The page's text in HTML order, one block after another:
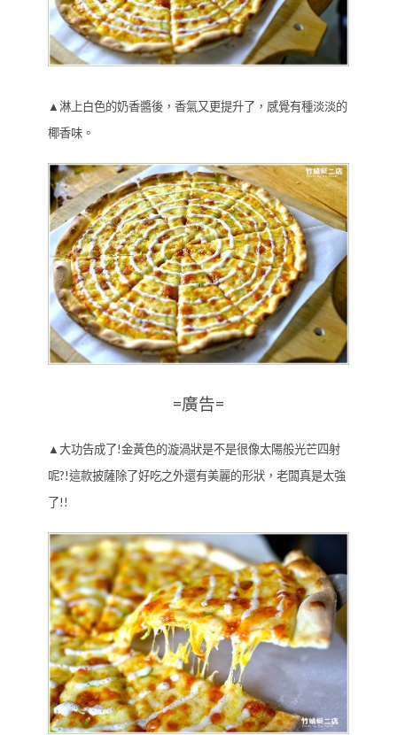
▲淋上白色的奶香醬後，香氣又更提升了，感覺有種淡淡的
椰香味。
=廣告=
▲大功告成了!金黃色的漩渦狀是不是很像太陽般光芒四射
呢?!這款披薩除了好吃之外還有美麗的形狀，老闆真是太強
了!!